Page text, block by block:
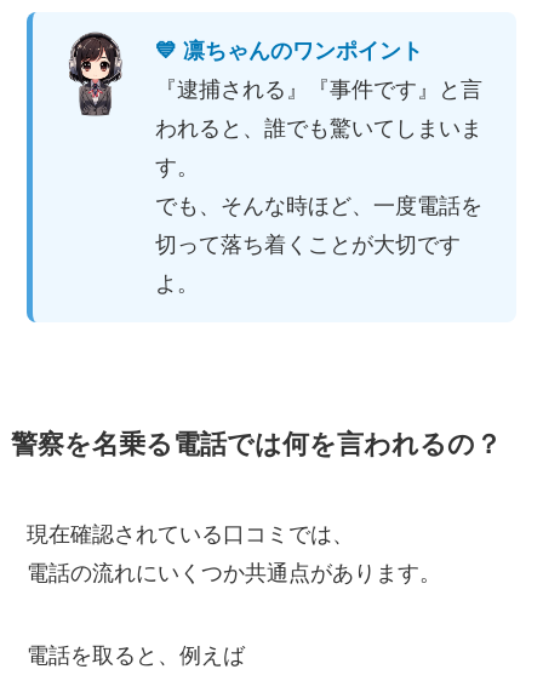
💙 凛ちゃんのワンポイント
『逮捕される』『事件です』と言
われると、誰でも驚いてしまいま
す。
でも、そんな時ほど、一度電話を
切って落ち着くことが大切です
よ。
警察を名乗る電話では何を言われるの？
現在確認されている口コミでは、
電話の流れにいくつか共通点があります。
電話を取ると、例えば